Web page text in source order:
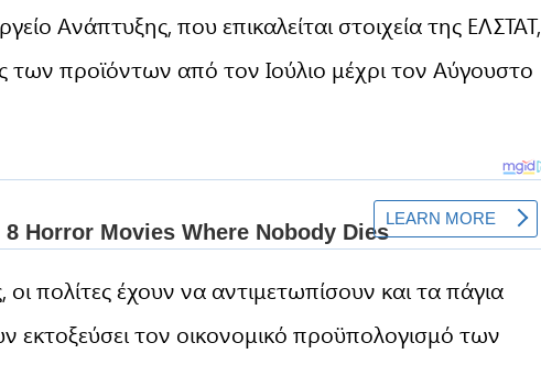
Ανάπτυξης, που επικαλείται στοιχεία της ΕΛΣΤΑΤ,
των προϊόντων από τον Ιούλιο μέχρι τον Αύγουστο
πολίτες έχουν να αντιμετωπίσουν και τα πάγια
εκτοξεύσει τον οικονομικό προϋπολογισμό των